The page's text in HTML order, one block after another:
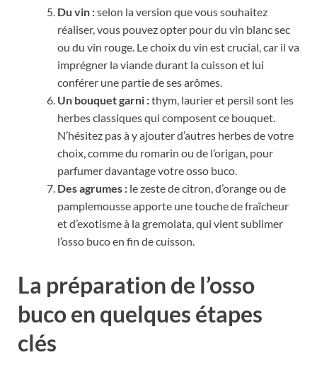
Du vin :selon la version que vous souhaitez
réaliser, vous pouvez opter pour du vin blanc sec
ou du vin rouge. Le choix du vin est crucial, car il va
imprégner la viande durant la cuisson et lui
conférer une partie de ses arômes.
Un bouquet garni :thym, laurier et persil sont les
herbes classiques qui composent ce bouquet.
N’hésitez pas à y ajouter d’autres herbes de votre
choix, comme du romarin ou de l’origan, pour
parfumer davantage votre osso buco.
Des agrumes : le zeste de citron, d’orange ou de
pamplemousse apporte une touche de fraîcheur
et d’exotisme à la gremolata, qui vient sublimer
l’osso buco en fin de cuisson.
La préparation de l’osso
buco en quelques étapes
clés